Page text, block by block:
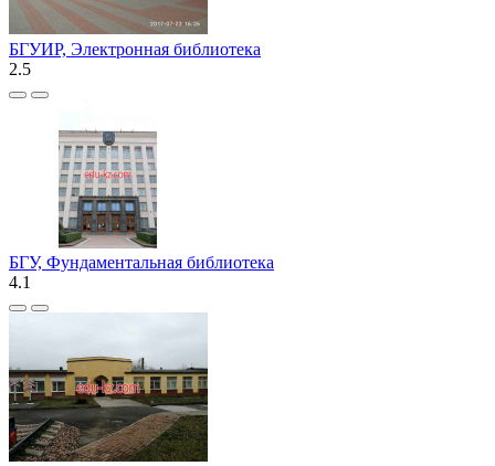
БГУИР, Электронная библиотека
2.5
БГУ, Фундаментальная библиотека
4.1